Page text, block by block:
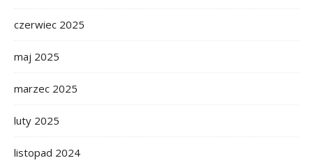
czerwiec 2025
maj 2025
marzec 2025
luty 2025
listopad 2024